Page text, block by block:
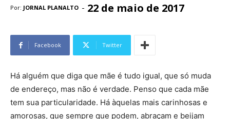
Por: JORNAL PLANALTO - 22 de maio de 2017
Facebook Twitter
Há alguém que diga que mãe é tudo igual, que só muda
de endereço, mas não é verdade. Penso que cada mãe
tem sua particularidade. Há àquelas mais carinhosas e
amorosas, que sempre que podem, abraçam e beijam